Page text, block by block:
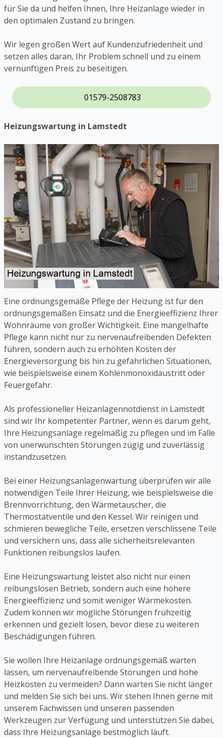
für Sie da und helfen Ihnen, Ihre Heizanlage wieder in
den optimalen Zustand zu bringen.
Wir legen großen Wert auf Kundenzufriedenheit und
setzen alles daran, Ihr Problem schnell und zu einem
vernünftigen Preis zu beseitigen.
01579-2508783
Heizungswartung in Lamstedt
Eine ordnungsgemäße Pflege der Heizung ist für den
ordnungsgemäßen Einsatz und die Energieeffizienz Ihrer
Wohnräume von großer Wichtigkeit. Eine mangelhafte
Pflege kann nicht nur zu nervenaufreibenden Defekten
führen, sondern auch zu erhöhten Kosten der
Energieversorgung bis hin zu gefährlichen Situationen,
wie beispielsweise einem Kohlenmonoxidaustritt oder
Feuergefahr.
Als professioneller Heizanlagennotdienst in Lamstedt
sind wir Ihr kompetenter Partner, wenn es darum geht,
Ihre Heizungsanlage regelmäßig zu pflegen und im Falle
von unerwünschten Störungen zügig und zuverlässig
instandzusetzen.
Bei einer Heizungsanlagenwartung überprüfen wir alle
notwendigen Teile Ihrer Heizung, wie beispielsweise die
Brennvorrichtung, den Wärmetauscher, die
Thermostatventile und den Kessel. Wir reinigen und
schmieren bewegliche Teile, ersetzen verschlissene Teile
und versichern uns, dass alle sicherheitsrelevanten
Funktionen reibungslos laufen.
Eine Heizungswartung leistet also nicht nur einen
reibungslosen Betrieb, sondern auch eine höhere
Energieeffizienz und somit weniger Wärmekosten.
Zudem können wir mögliche Störungen frühzeitig
erkennen und gezielt lösen, bevor diese zu weiteren
Beschädigungen führen.
Sie wollen Ihre Heizanlage ordnungsgemäß warten
lassen, um nervenaufreibende Störungen und hohe
Heizkosten zu vermeiden? Dann warten Sie nicht länger
und melden Sie sich bei uns. Wir stehen Ihnen gerne mit
unserem Fachwissen und unseren passenden
Werkzeugen zur Verfügung und unterstützen Sie dabei,
dass Ihre Heizungsanlage bestmöglich läuft.